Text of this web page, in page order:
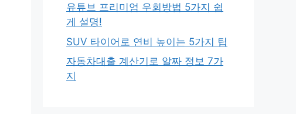
유튜브 프리미엄 우회방법 5가지 쉽
게 설명!
SUV 타이어로 연비 높이는 5가지 팁
자동차대출 계산기로 알짜 정보 7가
지